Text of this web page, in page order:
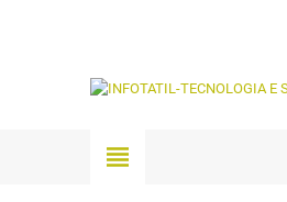
view_headline